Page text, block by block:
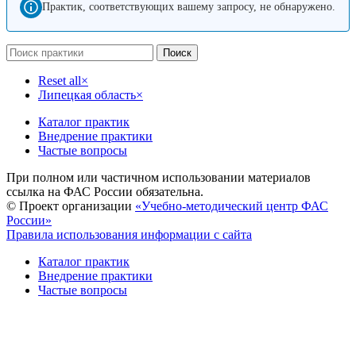
Практик, соответствующих вашему запросу, не обнаружено.
Поиск
Reset all×
Липецкая область×
Каталог практик
Внедрение практики
Частые вопросы
При полном или частичном использовании материалов
ссылка на ФАС России обязательна.
© Проект организации «Учебно-методический центр ФАС
России»
Правила использования информации с сайта
Каталог практик
Внедрение практики
Частые вопросы